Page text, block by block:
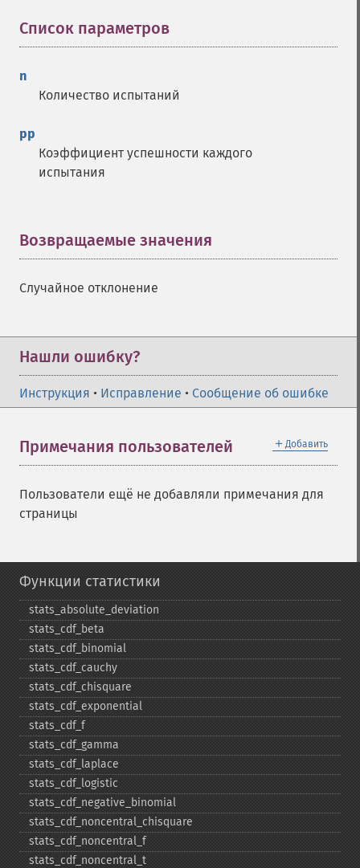
Список параметров
n
Количество испытаний
pp
Коэффициент успешности каждого
испытания
Возвращаемые значения
Случайное отклонение
Нашли ошибку?
Инструкция • Исправление • Сообщение об ошибке
＋ Добавить
Примечания пользователей
Пользователи ещё не добавляли примечания для
страницы
Функции статистики
stats_​absolute_​deviation
stats_​cdf_​beta
stats_​cdf_​binomial
stats_​cdf_​cauchy
stats_​cdf_​chisquare
stats_​cdf_​exponential
stats_​cdf_​f
stats_​cdf_​gamma
stats_​cdf_​laplace
stats_​cdf_​logistic
stats_​cdf_​negative_​binomial
stats_​cdf_​noncentral_​chisquare
stats_​cdf_​noncentral_​f
stats_​cdf_​noncentral_​t